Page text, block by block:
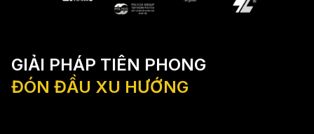
GIẢI PHÁP TIÊN PHONG
ĐÓN ĐẦU XU HƯỚNG